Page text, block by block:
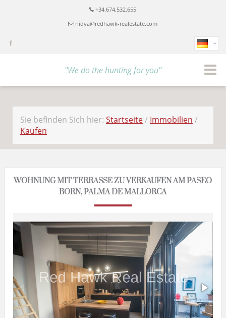
+34.674.532.655
nidya@redhawk-realestate.com
"We do the hunting for you"
Sie befinden Sich hier: Startseite/ Immobilien /
Kaufen
WOHNUNG MIT TERRASSE ZU VERKAUFEN AM PASEO
BORN, PALMA DE MALLORCA